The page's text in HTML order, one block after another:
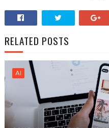
RELATED POSTS
AI